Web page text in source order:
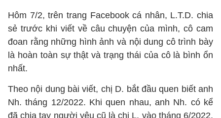
Hôm 7/2, trên trang Facebook cá nhân, L.T.D. chia
sẻ trước khi viết về câu chuyện của mình, cô cam
đoan rằng những hình ảnh và nội dung cô trình bày
là hoàn toàn sự thật và trạng thái của cô là bình ổn
nhất.
Theo nội dung bài viết, chị D. bắt đầu quen biết anh
Nh. tháng 12/2022. Khi quen nhau, anh Nh. có kể
đã chia tay người yêu cũ là chị L. vào tháng 6/2022.